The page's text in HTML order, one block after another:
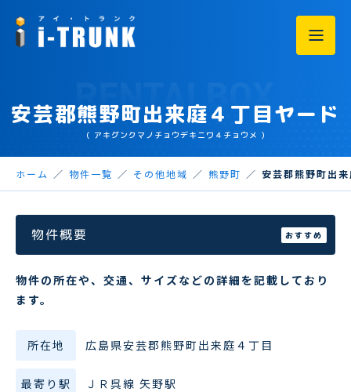
安芸郡熊野町出来庭４丁目ヤード
（ アキグンクマノチョウデキニワ４チョウメ ）
ホーム 物件一覧 その他地域 熊野町 安芸郡熊野町出
物件概要 おすすめ
物件の所在や、交通、サイズなどの詳細を記載しており
ます。
所在地 広島県安芸郡熊野町出来庭４丁目
最寄り駅 ＪＲ呉線 矢野駅